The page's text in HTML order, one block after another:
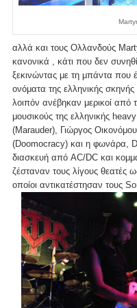
Martyr
αλλά και τους Ολλανδούς
κανονικά , κάτι που δεν
ξεκινώντας με τη μπάντα που
ονόματα της ελληνικής
λοιπόν ανέβηκαν μερικοί από
μουσικούς της ελληνικής
(Marauder), Γιώργος
(Doomocracy) και η φωνάρα,
διασκευή από AC/DC και
ζέσταναν τους λίγους θεατές
οποίοι αντικατέστησαν τους